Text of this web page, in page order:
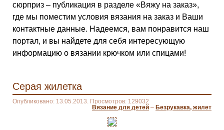
сюрприз – публикация в разделе «Вяжу на заказ»,
где мы поместим условия вязания на заказ и Ваши
контактные данные. Надеемся, вам понравится наш
портал, и вы найдете для себя интересующую
информацию о вязании крючком или спицами!
Серая жилетка
Опубликовано: 13.05.2013. Просмотров: 129032
Вязание для детей – Безрукавка, жилет